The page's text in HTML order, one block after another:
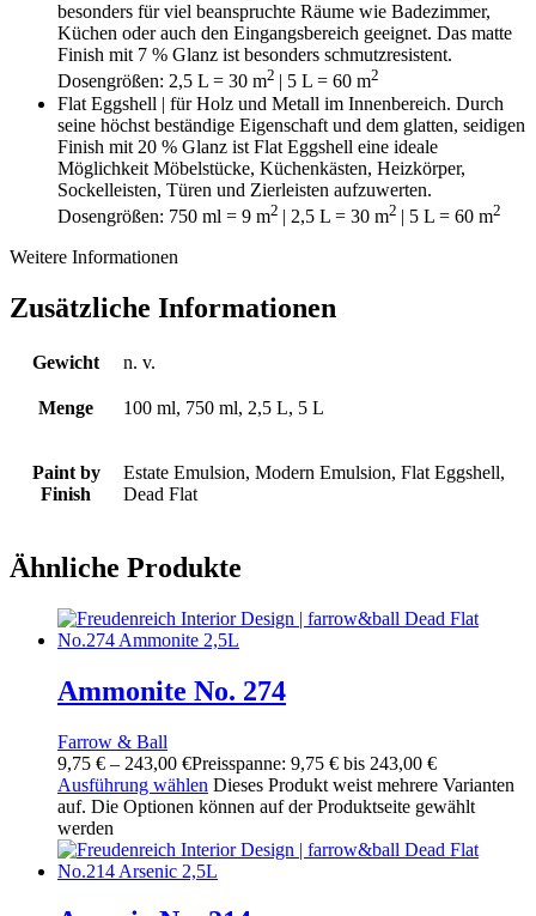
besonders für viel beanspruchte Räume wie Badezimmer,
Küchen oder auch den Eingangsbereich geeignet. Das matte
Finish mit 7 % Glanz ist besonders schmutzresistent.
Dosengrößen: 2,5 L = 30 m2 | 5 L = 60 m2
Flat Eggshell | für Holz und Metall im Innenbereich. Durch
seine höchst beständige Eigenschaft und dem glatten, seidigen
Finish mit 20 % Glanz ist Flat Eggshell eine ideale
Möglichkeit Möbelstücke, Küchenkästen, Heizkörper,
Sockelleisten, Türen und Zierleisten aufzuwerten.
Dosengrößen: 750 ml = 9 m2 | 2,5 L = 30 m2 | 5 L = 60 m2
Weitere Informationen
Zusätzliche Informationen
Gewicht n. v.
Menge 100 ml, 750 ml, 2,5 L, 5 L
Paint by
Finish
Estate Emulsion, Modern Emulsion, Flat Eggshell,
Dead Flat
Ähnliche Produkte
Ammonite No. 274
Farrow & Ball
9,75 € – 243,00 €Preisspanne: 9,75 € bis 243,00 €
Ausführung wählen Dieses Produkt weist mehrere Varianten
auf. Die Optionen können auf der Produktseite gewählt
werden